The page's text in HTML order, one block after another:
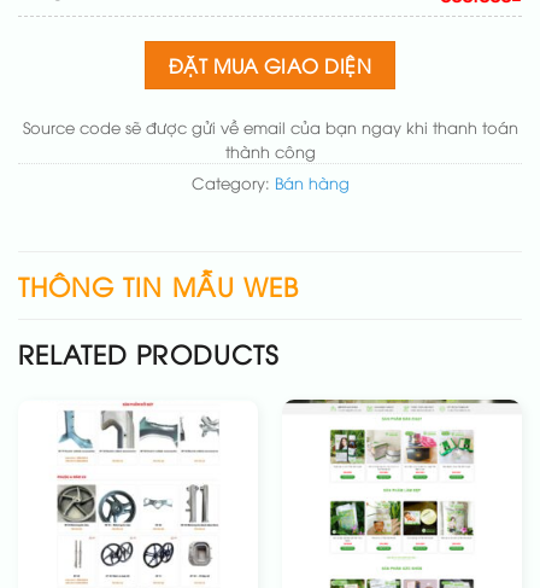
chuẩn(+200.000₫)
Thay đổi bố cục trang chủ (đơn giản)
Thêm các nút liên hệ nhanh(+50.000₫)
ĐẶT MUA GIAO DIỆN
Source code sẽ được gửi về email của bạn ngay khi thanh toán
thành công
Category: Bán hàng
THÔNG TIN MẪU WEB
RELATED PRODUCTS